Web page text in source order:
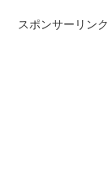
スポンサーリンク